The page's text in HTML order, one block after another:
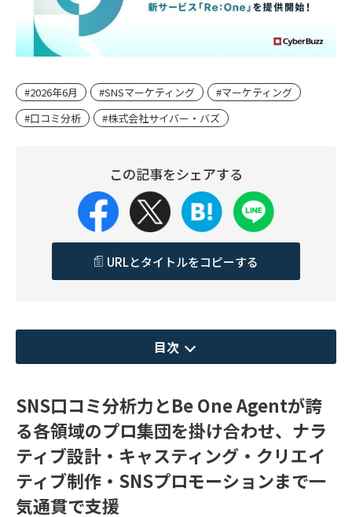
#2026年6月 #SNSマーケティング
#マーケティング
#口コミ分析
#株式会社サイバー・バズ
この記事をシェアする
URLとタイトルをコピーする
目次
SNS口コミ分析力とBe One Agentが誇
る各領域のプロ集団を掛け合わせ、ナラ
ティブ設計・キャスティング・クリエイ
ティブ制作・SNSプロモーションまで一
気通貫で支援